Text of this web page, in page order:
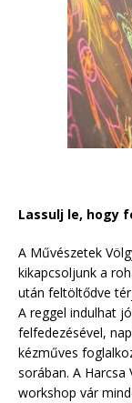
Lassulj le, hogy
A Művészetek
kikapcsoljunk a
után feltöltődve
A reggel indulhat
felfedezésével,
kézműves
sorában. A Harcsa
workshop vár